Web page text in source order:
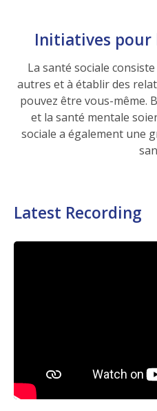
Initiatives pour
La santé sociale
autres et à établir des
pouvez être vous-même.
et la santé mentale
sociale a également une
Latest Recording